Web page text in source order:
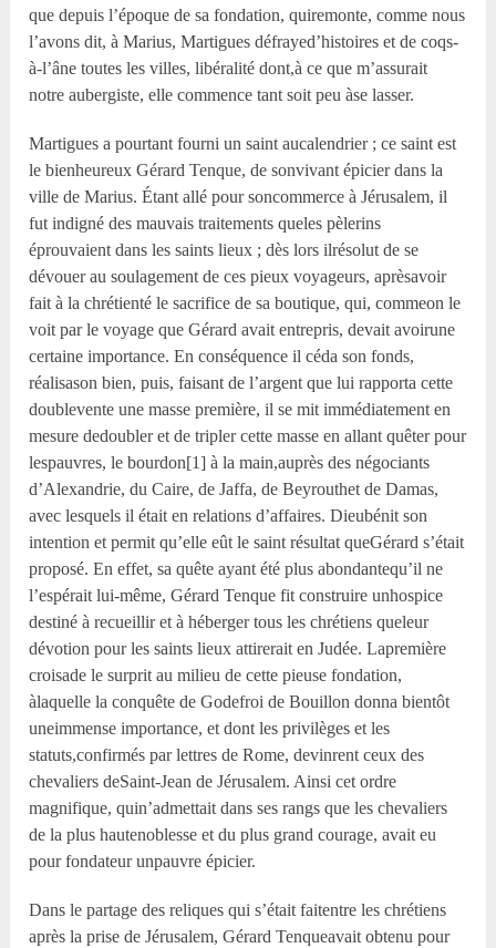
que depuis l’époque de sa fondation, quiremonte, comme nous
l’avons dit, à Marius, Martigues défrayed’histoires et de coqs-
à-l’âne toutes les villes, libéralité dont,à ce que m’assurait
notre aubergiste, elle commence tant soit peu àse lasser.
Martigues a pourtant fourni un saint aucalendrier ; ce saint est
le bienheureux Gérard Tenque, de sonvivant épicier dans la
ville de Marius. Étant allé pour soncommerce à Jérusalem, il
fut indigné des mauvais traitements queles pèlerins
éprouvaient dans les saints lieux ; dès lors ilrésolut de se
dévouer au soulagement de ces pieux voyageurs, aprèsavoir
fait à la chrétienté le sacrifice de sa boutique, qui, commeon le
voit par le voyage que Gérard avait entrepris, devait avoirune
certaine importance. En conséquence il céda son fonds,
réalisason bien, puis, faisant de l’argent que lui rapporta cette
doublevente une masse première, il se mit immédiatement en
mesure dedoubler et de tripler cette masse en allant quêter pour
lespauvres, le bourdon[1] à la main,auprès des négociants
d’Alexandrie, du Caire, de Jaffa, de Beyrouthet de Damas,
avec lesquels il était en relations d’affaires. Dieubénit son
intention et permit qu’elle eût le saint résultat queGérard s’était
proposé. En effet, sa quête ayant été plus abondantequ’il ne
l’espérait lui-même, Gérard Tenque fit construire unhospice
destiné à recueillir et à héberger tous les chrétiens queleur
dévotion pour les saints lieux attirerait en Judée. Lapremière
croisade le surprit au milieu de cette pieuse fondation,
àlaquelle la conquête de Godefroi de Bouillon donna bientôt
uneimmense importance, et dont les privilèges et les
statuts,confirmés par lettres de Rome, devinrent ceux des
chevaliers deSaint-Jean de Jérusalem. Ainsi cet ordre
magnifique, quin’admettait dans ses rangs que les chevaliers
de la plus hautenoblesse et du plus grand courage, avait eu
pour fondateur unpauvre épicier.
Dans le partage des reliques qui s’était faitentre les chrétiens
après la prise de Jérusalem, Gérard Tenqueavait obtenu pour